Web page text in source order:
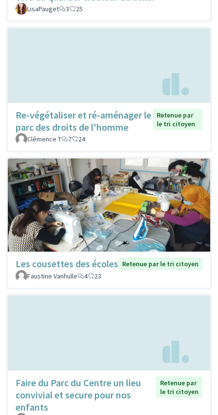
LisaPauget
3 25
Re-végétaliser et ré-aménager le
parc des droits de l'homme
Retenue par
le tri citoyen
Clémence T
7 24
Les cousettes des écoles Retenue par le tri citoyen
Faustine Vanhulle
4 23
Faire du Parc du Centre un lieu
convivial et secure pour nos
enfants
Retenue par
le tri citoyen